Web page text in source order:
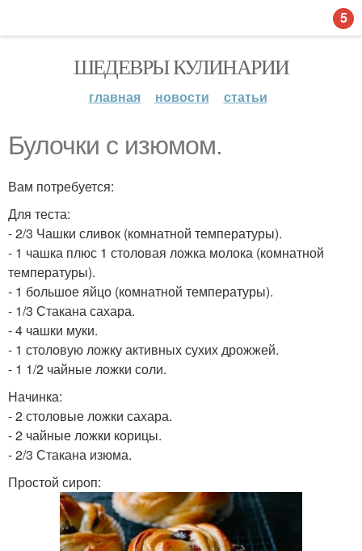
ШЕДЕВРЫ КУЛИНАРИИ
главная новости статьи
Булочки с изюмом.
Вам потребуется:
Для теста:
- 2/3 Чашки сливок (комнатной температуры).
- 1 чашка плюс 1 столовая ложка молока (комнатной
температуры).
- 1 большое яйцо (комнатной температуры).
- 1/3 Стакана сахара.
- 4 чашки муки.
- 1 столовую ложку активных сухих дрожжей.
- 1 1/2 чайные ложки соли.
Начинка:
- 2 столовые ложки сахара.
- 2 чайные ложки корицы.
- 2/3 Стакана изюма.
Простой сироп:
5